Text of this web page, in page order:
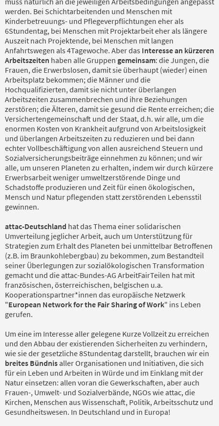
werden. Bei Schichtarbeitenden und Menschen mit
Kinderbetreuungs- und Pflegeverpflichtungen eher als
6Stundentag, bei Menschen mit Projektarbeit eher als längere
Auszeit nach Projektende, bei Menschen mit langen
Anfahrtswegen als 4Tagewoche. Aber das Interesse an kürzeren
Arbeitszeiten haben alle Gruppen gemeinsam: die Jungen, die
Frauen, die Erwerbslosen, damit sie überhaupt (wieder) einen
Arbeitsplatz bekommen; die Männer und die
Hochqualifizierten, damit sie nicht unter überlangen
Arbeitszeiten zusammenbrechen und ihre Beziehungen
zerstören; die Älteren, damit sie gesund die Rente erreichen; die
Versichertengemeinschaft und der Staat, d.h. wir alle, um die
enormen Kosten von Krankheit aufgrund von Arbeitslosigkeit
und überlangen Arbeitszeiten zu reduzieren und bei dann
echter Vollbeschäftigung von allen ausreichend Steuern und
Sozialversicherungsbeiträge einnehmen zu können; und wir
alle, um unseren Planeten zu erhalten, indem wir durch kürzere
Erwerbsarbeit weniger umweltzerstörende Dinge und
Schadstoffe produzieren und Zeit für einen ökologischen,
Mensch und Natur pflegenden statt zerstörenden Lebensstil
gewinnen.
attac-Deutschland hat das Thema einer solidarischen
Umverteilung jeglicher Arbeit, auch um Unterstützung für
Strategien zum Erhalt des Planeten bei unmittelbar Betroffenen
(z.B. im Braunkohlebergbau) zu bekommen, zum Bestandteil
seiner Überlegungen zur sozialökologischen Transformation
gemacht und die attac-Bundes-AG ArbeitFairTeilen hat mit
französischen, österreichischen, belgischen u.a.
Kooperationspartner*innen das europäische Netzwerk
"European Network for the Fair Sharing of Work" ins Leben
gerufen.
Um eine im Interesse aller gelegene Kurze Vollzeit zu erreichen
und den Abbau der existierenden Sicherheiten zu verhindern,
wie sie der gesetzliche 8Stundentag darstellt, brauchen wir ein
breites Bündnis aller Organisationen und Initiativen, die sich
für ein Leben und Arbeiten in Würde und im Einklang mit der
Natur einsetzen: allen voran die Gewerkschaften, aber auch
Frauen-, Umwelt- und Sozialverbände, NGOs wie attac, die
Kirchen, Menschen aus Wissenschaft, Politik, Arbeitsschutz und
Gesundheitswesen. In Deutschland und in Europa!